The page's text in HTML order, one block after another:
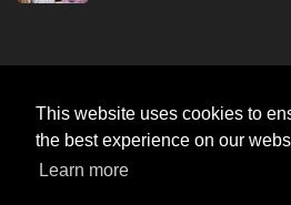
This website uses cookies to
the best experience on our
Learn more